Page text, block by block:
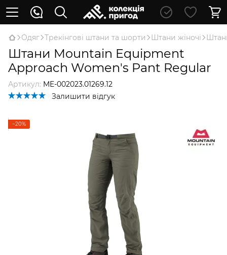
Oдяг Трекінгові штани та шорти Штани жіночі
Штани Mountain Equipment
Approach Women's Pant Regular
Артикул: ME-002023.01269.12
Залишити відгук
−20%